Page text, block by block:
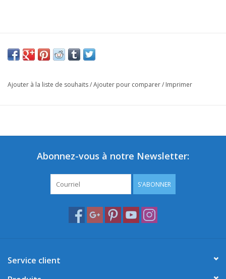
Ajouter à la liste de souhaits/Ajouter pour comparer/ Imprimer
Abonnez-vous à notre Newsletter:
S'ABONNER
Service client